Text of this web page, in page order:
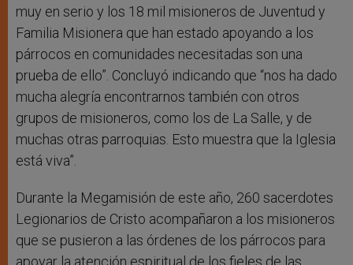
muy en serio y los 18 mil misioneros de Juventud y
Familia Misionera que han estado apoyando a los
párrocos en comunidades necesitadas son una
prueba de ello”. Concluyó indicando que “nos ha dado
mucha alegría encontrarnos también con otros
grupos de misioneros, como los de La Salle, y de
muchas otras parroquias. Esto muestra que la Iglesia
está viva”.
Durante la Megamisión de este año, 260 sacerdotes
Legionarios de Cristo acompañaron a los misioneros
que se pusieron a las órdenes de los párrocos para
apoyar la atención espiritual de los fieles de las